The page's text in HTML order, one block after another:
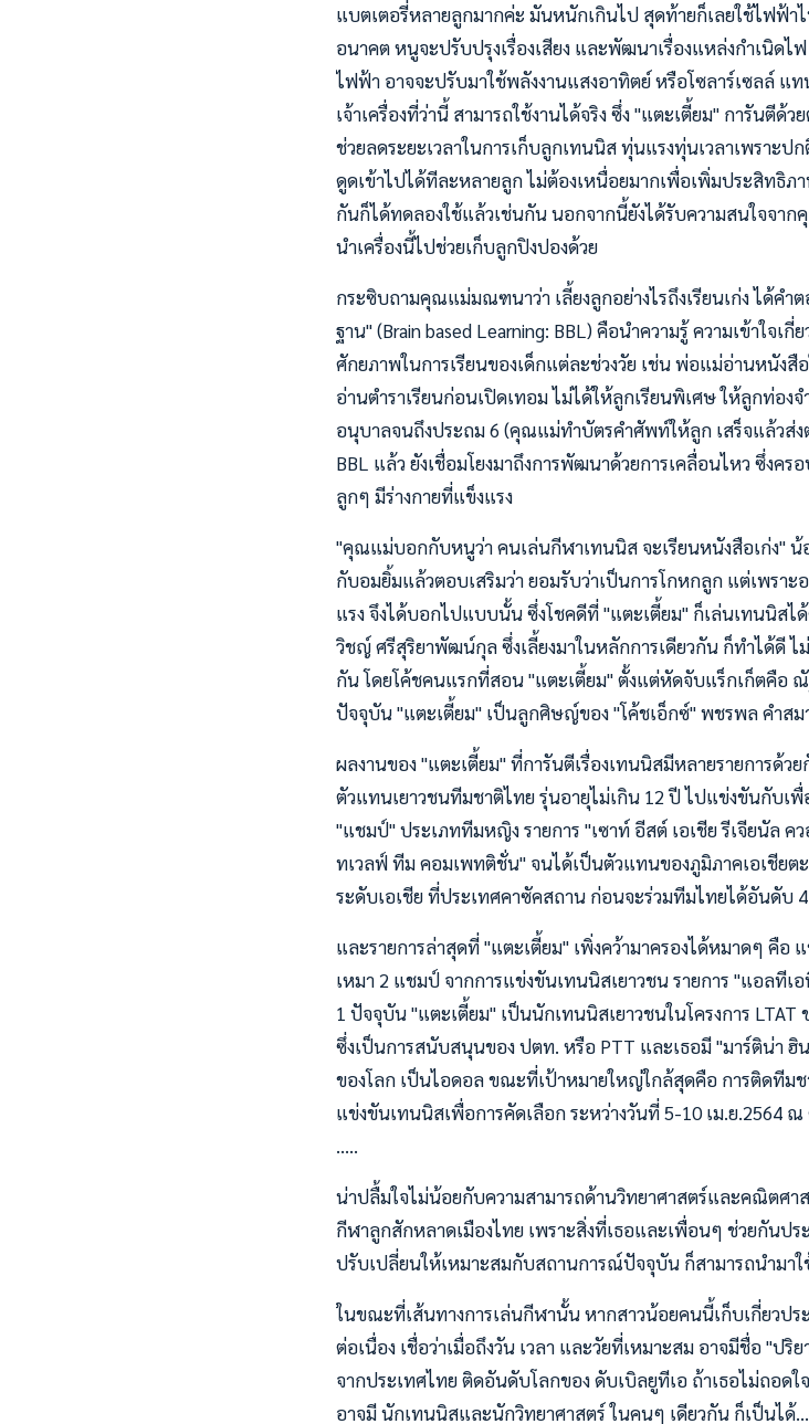
แบตเตอรี่หลายลูกมากค่ะ มันหนักเกินไป สุดท้ายก็เลยใช้ไฟฟ้า
อนาคต หนูจะปรับปรุงเรื่องเสียง และพัฒนาเรื่องแหล่งกำเนิดไ
ไฟฟ้า อาจจะปรับมาใช้พลังงานแสงอาทิตย์ หรือโซลาร์เซลล์ แ
เจ้าเครื่องที่ว่านี้ สามารถใช้งานได้จริง ซึ่ง "แตะเตี้ยม" การันตีด้
ช่วยลดระยะเวลาในการเก็บลูกเทนนิส ทุ่นแรงทุ่นเวลาเพราะป
ดูดเข้าไปได้ทีละหลายลูก ไม่ต้องเหนื่อยมากเพื่อเพิ่มประสิทธิ
กันก็ได้ทดลองใช้แล้วเช่นกัน นอกจากนี้ยังได้รับความสนใจจา
นำเครื่องนี้ไปช่วยเก็บลูกปิงปองด้วย
กระซิบถามคุณแม่มณฑนาว่า เลี้ยงลูกอย่างไรถึงเรียนเก่ง ได้คำ
ฐาน" (Brain based Learning: BBL) คือนำความรู้ ความเข้าใจ
ศักยภาพในการเรียนของเด็กแต่ละช่วงวัย เช่น พ่อแม่อ่านหนังสื
อ่านตำราเรียนก่อนเปิดเทอม ไม่ได้ให้ลูกเรียนพิเศษ ให้ลูกท่อ
อนุบาลจนถึงประถม 6 (คุณแม่ทำบัตรคำศัพท์ให้ลูก เสร็จแล้วส่ง
BBL แล้ว ยังเชื่อมโยงมาถึงการพัฒนาด้วยการเคลื่อนไหว ซึ่งค
ลูกๆ มีร่างกายที่แข็งแรง
"คุณแม่บอกกับหนูว่า คนเล่นกีฬาเทนนิส จะเรียนหนังสือเก่ง"
กับอมยิ้มแล้วตอบเสริมว่า ยอมรับว่าเป็นการโกหกลูก แต่เพรา
แรง จึงได้บอกไปแบบนั้น ซึ่งโชคดีที่ "แตะเตี้ยม" ก็เล่นเทนนิสไ
วิชญ์ ศรีสุริยาพัฒน์กุล ซึ่งเลี้ยงมาในหลักการเดียวกัน ก็ทำได้ดี ไ
กัน โดยโค้ชคนแรกที่สอน "แตะเตี้ยม" ตั้งแต่หัดจับแร็กเก็ตคือ
ปัจจุบัน "แตะเตี้ยม" เป็นลูกศิษญ์ของ "โค้ชเอ็กซ์" พชรพล คำสม
ผลงานของ "แตะเตี้ยม" ที่การันตีเรื่องเทนนิสมีหลายรายการด้ว
ตัวแทนเยาวชนทีมชาติไทย รุ่นอายุไม่เกิน 12 ปี ไปแข่งขันกับเ
"แชมป์" ประเภททีมหญิง รายการ "เซาท์ อีสต์ เอเชีย รีเจียนัล ค
ทเวลฟ์ ทีม คอมเพทติชั่น" จนได้เป็นตัวแทนของภูมิภาคเอเชียต
ระดับเอเชีย ที่ประเทศคาซัคสถาน ก่อนจะร่วมทีมไทยได้อันดับ
และรายการล่าสุดที่ "แตะเตี้ยม" เพิ่งคว้ามาครองได้หมาดๆ คื
เหมา 2 แชมป์ จากการแข่งขันเทนนิสเยาวชน รายการ "แอลทีเ
1 ปัจจุบัน "แตะเตี้ยม" เป็นนักเทนนิสเยาวชนในโครงการ
ซึ่งเป็นการสนับสนุนของ ปตท. หรือ PTT และเธอมี "มาร์ติน่า
ของโลก เป็นไอดอล ขณะที่เป้าหมายใหญ่ใกล้สุดคือ การติดทีมช
แข่งขันเทนนิสเพื่อการคัดเลือก ระหว่างวันที่ 5-10 เม.ย.2564
.....
น่าปลื้มใจไม่น้อยกับความสามารถด้านวิทยาศาสตร์และคณิตศาส
กีฬาลูกสักหลาดเมืองไทย เพราะสิ่งที่เธอและเพื่อนๆ ช่วยกัน
ปรับเปลี่ยนให้เหมาะสมกับสถานการณ์ปัจจุบัน ก็สามารถนำมา
ในขณะที่เส้นทางการเล่นกีฬานั้น หากสาวน้อยคนนี้เก็บเกี่ยว
ต่อเนื่อง เชื่อว่าเมื่อถึงวัน เวลา และวัยที่เหมาะสม อาจมีชื่อ "
จากประเทศไทย ติดอันดับโลกของ ดับเบิลยูทีเอ ถ้าเธอไม่ถอด
อาจมี นักเทนนิสและนักวิทยาศาสตร์ ในคนๆ เดียวกัน ก็เป็นได้...